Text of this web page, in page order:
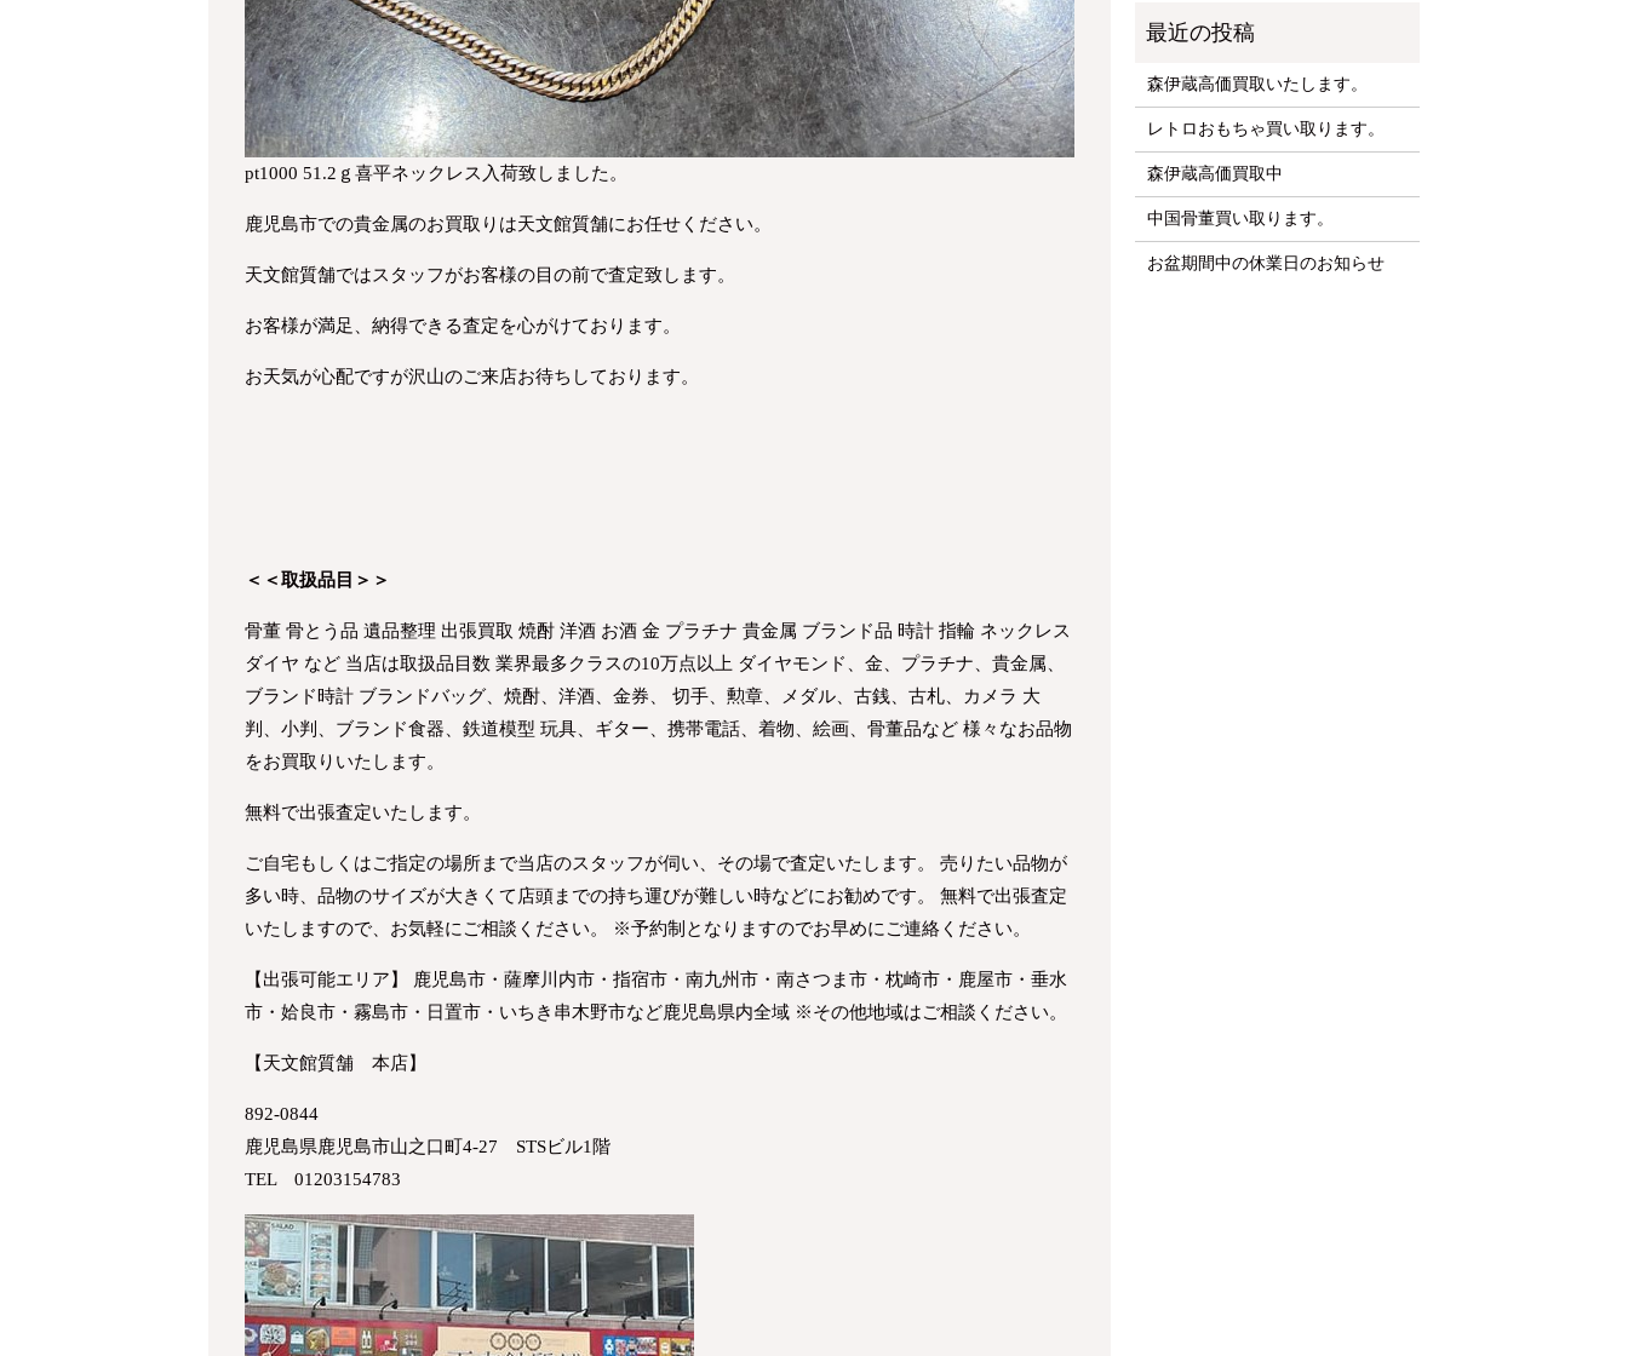
pt1000 51.2ｇ喜平ネックレス入荷致しました。
鹿児島市での貴金属のお買取りは天文館質舗にお任せください。
天文館質舗ではスタッフがお客様の目の前で査定致します。
お客様が満足、納得できる査定を心がけております。
お天気が心配ですが沢山のご来店お待ちしております。
＜＜取扱品目＞＞
骨董 骨とう品 遺品整理 出張買取 焼酎 洋酒 お酒 金 プラチナ 貴金属 ブランド品 時計 指輪 ネックレス
ダイヤ など 当店は取扱品目数 業界最多クラスの10万点以上 ダイヤモンド、金、プラチナ、貴金属、
ブランド時計 ブランドバッグ、焼酎、洋酒、金券、 切手、勲章、メダル、古銭、古札、カメラ 大
判、小判、ブランド食器、鉄道模型 玩具、ギター、携帯電話、着物、絵画、骨董品など 様々なお品物
をお買取りいたします。
無料で出張査定いたします。
ご自宅もしくはご指定の場所まで当店のスタッフが伺い、その場で査定いたします。 売りたい品物が
多い時、品物のサイズが大きくて店頭までの持ち運びが難しい時などにお勧めです。 無料で出張査定
いたしますので、お気軽にご相談ください。 ※予約制となりますのでお早めにご連絡ください。
【出張可能エリア】 鹿児島市・薩摩川内市・指宿市・南九州市・南さつま市・枕崎市・鹿屋市・垂水
市・姶良市・霧島市・日置市・いちき串木野市など鹿児島県内全域 ※その他地域はご相談ください。
【天文館質舗 本店】
892-0844
鹿児島県鹿児島市山之口町4-27 STSビル1階
TEL 01203154783
森伊蔵高価買取いたします。
レトロおもちゃ買い取ります。
森伊蔵高価買取中
中国骨董買い取ります。
お盆期間中の休業日のお知らせ